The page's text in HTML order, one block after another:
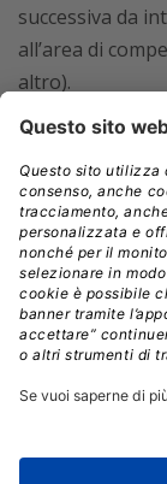
successiva da
all’area di
altro).
Robotic
tutti
ServiceNow si
processi
esterni e
queste
barriere tra i
La novità della
Hubabilita la